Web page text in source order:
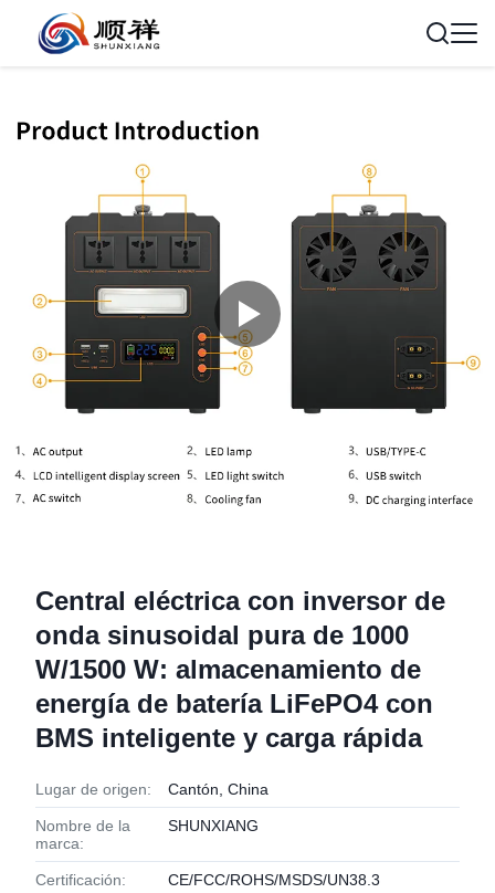
Central eléctrica con inversor de
onda sinusoidal pura de 1000
W/1500 W: almacenamiento de
energía de batería LiFePO4 con
BMS inteligente y carga rápida
Lugar de origen: Cantón, China
Nombre de la
marca:
SHUNXIANG
Certificación: CE/FCC/ROHS/MSDS/UN38.3